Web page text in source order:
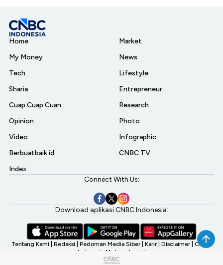
Home
My Money
Tech
Sharia
Cuap Cuap Cuan
Opinion
Video
Berbuatbaik.id
Index
Market
News
Lifestyle
Entrepreneur
Research
Photo
Infographic
CNBC TV
Connect With Us:
Download aplikasi CNBC Indonesia:
Tentang Kami Redaksi Pedoman Media Siber Karir Disclaimer CNBC
Indonesia My Investment
©2026 CNBC Indonesia, A Transmedia Company